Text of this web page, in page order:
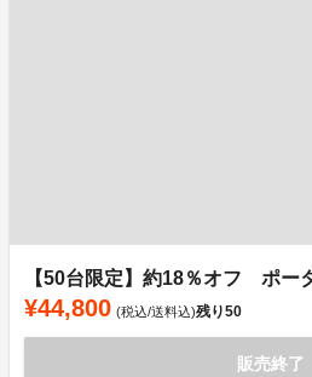
【50台限定】約18％オフ ポ
¥44,800 (税込/送料込)残り50
販売終了